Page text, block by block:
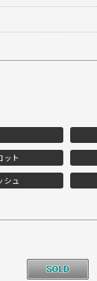
ット
シュ